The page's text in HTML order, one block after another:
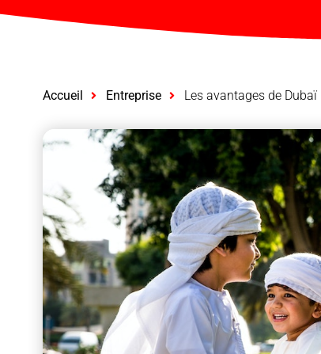
Accueil Entreprise Les avantages de Dubaï